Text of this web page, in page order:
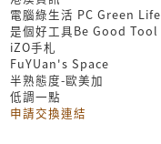
電腦綠生活 PC Green Life
是個好工具Be Good Tool
iZO手札
FuYUan's Space
半熟態度-歐美加
低調一點
申請交換連結